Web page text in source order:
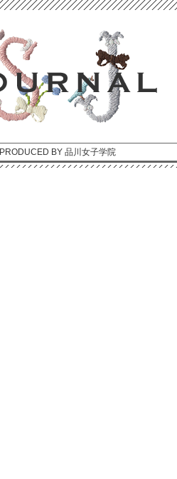
PRODUCED BY 品川女子学院